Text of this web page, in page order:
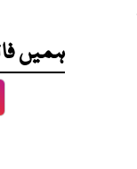
ہمیں